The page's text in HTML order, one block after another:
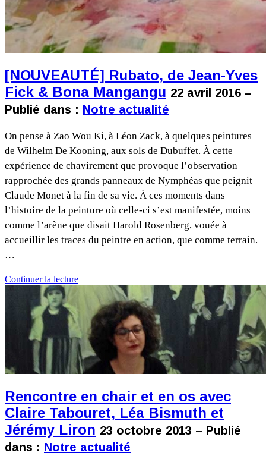
[NOUVEAUTÉ] Rubato, de Jean-Yves
Fick & Bona Mangangu 22 avril 2016 –
Publié dans : Notre actualité
On pense à Zao Wou Ki, à Léon Zack, à quelques peintures
de Wilhelm De Kooning, aux sols de Dubuffet. À cette
expérience de chavirement que provoque l’observation
rapprochée des grands panneaux de Nymphéas que peignit
Claude Monet à la fin de sa vie. À ces moments dans
l’histoire de la peinture où celle-ci s’est manifestée, moins
comme l’arène que disait Harold Rosenberg, vouée à
accueillir les traces du peintre en action, que comme terrain.
…
Continuer la lecture
Rencontre en chair et en os avec
Claire Tabouret, Léa Bismuth et
Jérémy Liron 23 octobre 2013 – Publié
dans : Notre actualité